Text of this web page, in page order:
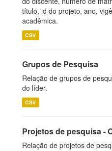
título, id do projeto, ano,
acadêmica.
CSV
Grupos de Pesquisa
Relação de grupos de
do líder.
CSV
Projetos de pesquisa -
Relação de projetos de